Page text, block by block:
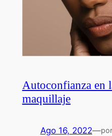
Autoconfianza en
maquillaje
Ago 16, 2022—por